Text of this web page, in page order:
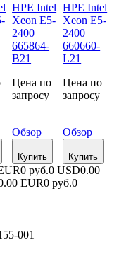
HPE Intel
Xeon E5-
2400
665864-
B21
Цена по
запросу
Обзор
Купить
HPE Intel
Xeon E5-
2400
660660-
L21
Цена по
запросу
Обзор
Купить
0 руб.0 USD0.00
EUR0 руб.0
001